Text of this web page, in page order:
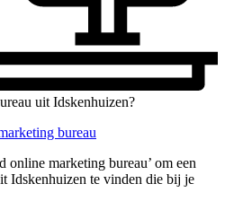
uit Idskenhuizen?
bureau
online marketing bureau’ om een
Idskenhuizen te vinden die bij je